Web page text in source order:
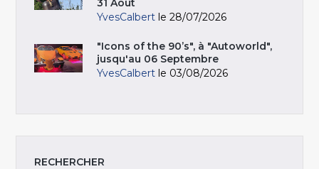
31 Août
YvesCalbert le 28/07/2026
"Icons of the 90’s", à "Autoworld",
jusqu'au 06 Septembre
YvesCalbert le 03/08/2026
RECHERCHER